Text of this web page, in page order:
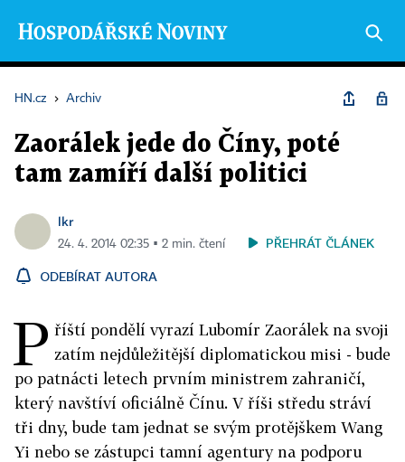
HN.cz › Archiv
Zaorálek jede do Číny, poté
tam zamíří další politici
lkr
24. 4. 2014 02:35 ▪ 2 min. čtení PŘEHRÁT ČLÁNEK
ODEBÍRAT AUTORA
P říští pondělí vyrazí Lubomír Zaorálek na svoji
zatím nejdůležitější diplomatickou misi - bude
po patnácti letech prvním ministrem zahraničí,
který navštíví oficiálně Čínu. V říši středu stráví
tři dny, bude tam jednat se svým protějškem Wang
Yi nebo se zástupci tamní agentury na podporu